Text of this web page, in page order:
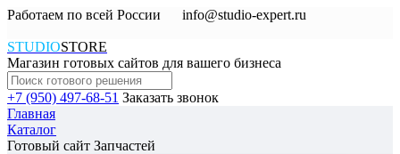
Работаем по всей России info@studio-expert.ru
STUDIOSTORE
Магазин готовых сайтов для вашего бизнеса
+7 (950) 497-68-51 Заказать звонок
Главная
Каталог
Готовый сайт Запчастей